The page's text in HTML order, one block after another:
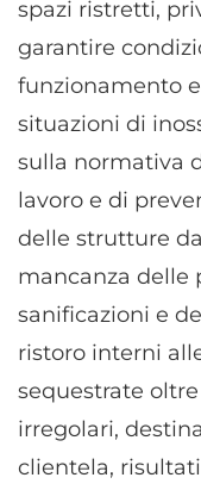
spazi ristretti,
garantire
funzionamento
situazioni di
sulla normativa
lavoro e di
delle strutture
mancanza delle
sanificazioni e
ristoro interni
sequestrate
irregolari,
clientela,